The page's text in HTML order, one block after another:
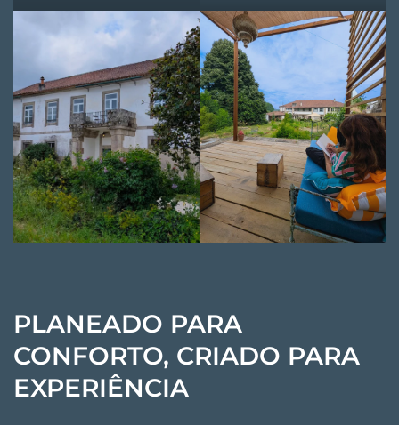
PLANEADO PARA
CONFORTO, CRIADO PARA
EXPERIÊNCIA